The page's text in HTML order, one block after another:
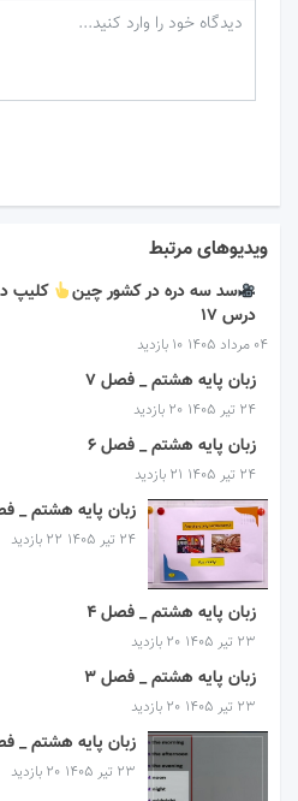
ویدیوهای مرتبط
سد سه دره در کشور چین
کلیپ
درس ۱۷
۰۴ مرداد ۱۴۰۵ 10 بازدید
زبان پایه هشتم _ فصل 7
۲۴ تیر ۱۴۰۵ 20 بازدید
زبان پایه هشتم _ فصل 6
۲۴ تیر ۱۴۰۵ 21 بازدید
زبان پایه هشتم _
۲۴ تیر ۱۴۰۵ 22 بازدید
زبان پایه هشتم _ فصل 4
۲۳ تیر ۱۴۰۵ 20 بازدید
زبان پایه هشتم _ فصل 3
۲۳ تیر ۱۴۰۵ 20 بازدید
زبان پایه هشتم _
۲۳ تیر ۱۴۰۵ 20 بازدید